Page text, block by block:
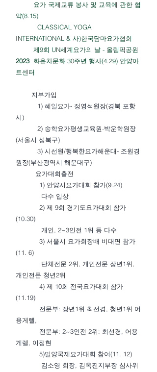
요가 국제교류 봉사 및 교육에 관한 협
약(8.15)
CLASSICAL YOGA
INTERNATIONAL & 사)한국담마요가협회
제9회 UN세계요가의 날 - 올림픽공원
2023 화윤차문화 30주년 행사(4.29) 안양아
트센터
지부가입
1) 혜일요가- 정영석원장(경북 포항
시)
2) 송학요가평생교육원-박운학원장
(서울시 성북구)
3) 시선원/행복한요가해운대- 조원경
원장(부산광역시 해운대구)
요가대회출전
1) 안양시요가대회 참가(9.24)
다수 입상
2) 제 9회 경기도요가대회 참가
(10.30)
개인, 2~3인전 1위 등 다수
3) 서울시 요가회장배 비대면 참가
(11. 6)
단체전문 2위, 개인전문 장년1위,
개인전문 청년2위
4) 제 10회 전국요가대회 참가
(11.19)
전문부: 장년1위 최선경, 청년1위 어
용게렐,
전문부: 2~3인전 2위: 최선경, 어용
게렐, 이정현
5)밀양국제요가대회 참여(11. 12)
김소영 회장, 김옥진지부장 심사위